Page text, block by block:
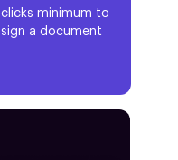
clicks minimum to
sign a document